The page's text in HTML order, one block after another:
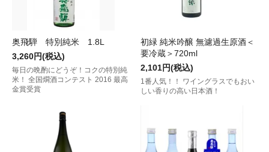
奥飛騨 特別純米 1.8L
3,260円(税込)
毎日の晩酌にどうぞ！コクの特別純
米！ 全国燗酒コンテスト 2016 最高
金賞受賞
初緑 純米吟醸 無濾過生原酒＜
要冷蔵＞720ml
2,101円(税込)
1番人気！！ ワイングラスでもおい
しい香りの高い日本酒！